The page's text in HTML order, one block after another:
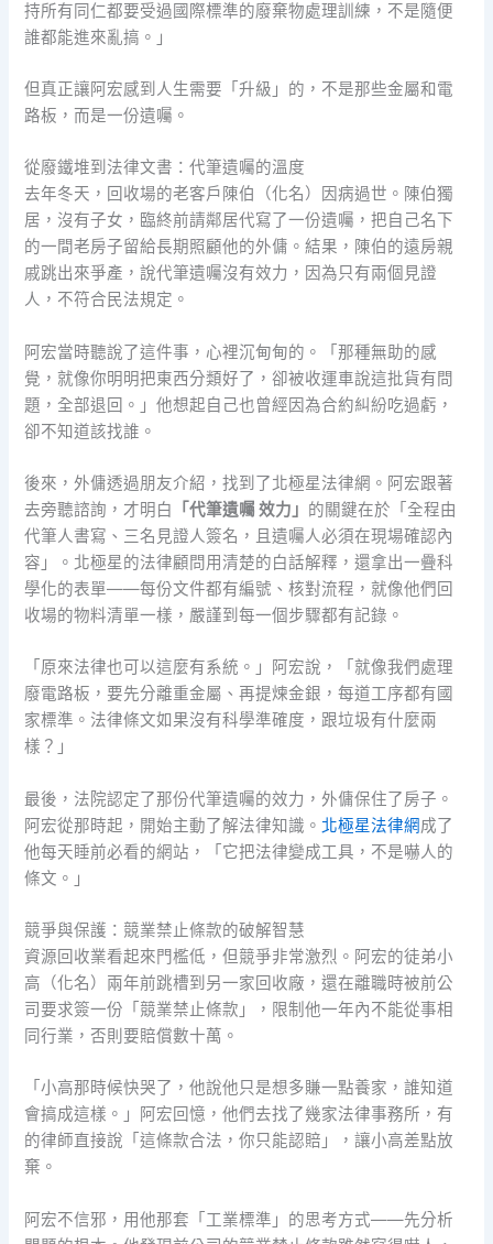
持所有同仁都要受過國際標準的廢棄物處理訓練，不是隨便
誰都能進來亂搞。」
但真正讓阿宏感到人生需要「升級」的，不是那些金屬和電
路板，而是一份遺囑。
從廢鐵堆到法律文書：代筆遺囑的溫度
去年冬天，回收場的老客戶陳伯（化名）因病過世。陳伯獨
居，沒有子女，臨終前請鄰居代寫了一份遺囑，把自己名下
的一間老房子留給長期照顧他的外傭。結果，陳伯的遠房親
戚跳出來爭產，說代筆遺囑沒有效力，因為只有兩個見證
人，不符合民法規定。
阿宏當時聽說了這件事，心裡沉甸甸的。「那種無助的感
覺，就像你明明把東西分類好了，卻被收運車說這批貨有問
題，全部退回。」他想起自己也曾經因為合約糾紛吃過虧，
卻不知道該找誰。
後來，外傭透過朋友介紹，找到了北極星法律網。阿宏跟著
去旁聽諮詢，才明白
「代筆遺囑 效力」 的關鍵在於「全程由
代筆人書寫、三名見證人簽名，且遺囑人必須在現場確認內
容」。北極星的法律顧問用清楚的白話解釋，還拿出一疊科
學化的表單——每份文件都有編號、核對流程，就像他們回
收場的物料清單一樣，嚴謹到每一個步驟都有記錄。
「原來法律也可以這麼有系統。」阿宏說，「就像我們處理
廢電路板，要先分離重金屬、再提煉金銀，每道工序都有國
家標準。法律條文如果沒有科學準確度，跟垃圾有什麼兩
樣？」
最後，法院認定了那份代筆遺囑的效力，外傭保住了房子。
阿宏從那時起，開始主動了解法律知識。 北極星法律網成了
他每天睡前必看的網站，「它把法律變成工具，不是嚇人的
條文。」
競爭與保護：競業禁止條款的破解智慧
資源回收業看起來門檻低，但競爭非常激烈。阿宏的徒弟小
高（化名）兩年前跳槽到另一家回收廠，還在離職時被前公
司要求簽一份「競業禁止條款」，限制他一年內不能從事相
同行業，否則要賠償數十萬。
「小高那時候快哭了，他說他只是想多賺一點養家，誰知道
會搞成這樣。」阿宏回憶，他們去找了幾家法律事務所，有
的律師直接說「這條款合法，你只能認賠」，讓小高差點放
棄。
阿宏不信邪，用他那套「工業標準」的思考方式——先分析